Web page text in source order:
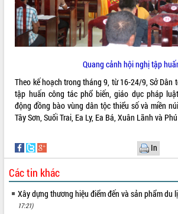
Rà soát, hoàn thiện hệ thống thiết chế
văn hóa, thể thao đáp ứng yêu cầu
phát triển mới
Thường trực HĐND tỉnh Đắk Lắk gặp
mặt Đoàn chuyên gia y tế TP. Hồ Chí
Lễ truy điệu và an táng hài cốt liệt sĩ
tại Nghĩa trang Liệt sĩ xã Sơn Hòa
Bàn giải pháp tháo gỡ khó khăn trong
xuất khẩu sầu riêng và triển khai quy
Thứ trưởng Bộ Nông nghiệp và Môi
trường Nguyễn Hoàng Hiệp khảo sát
vùng trồng và doanh nghiệp đóng gói
sầu riêng tại Đắk Lắk
Trình diễn nghệ thuật chế biến các
món ăn từ sầu riêng
LIÊN KẾT WEB
THỐNG KÊ TRUY CẬP
Hôm nay: 25654
Tất cả:
66038394
Quang cảnh hội nghị tập
Theo kế hoạch trong tháng 9, từ 16-24/9, Sở Dân
tập huấn công tác phổ biến, giáo dục pháp
động đồng bào vùng dân tộc thiểu số và miền
Tây Sơn, Suối Trai, Ea Ly, Ea Bá, Xuân Lãnh và
In
Các tin khác
Xây dựng thương hiệu điểm đến và sản phẩm du
17:21)